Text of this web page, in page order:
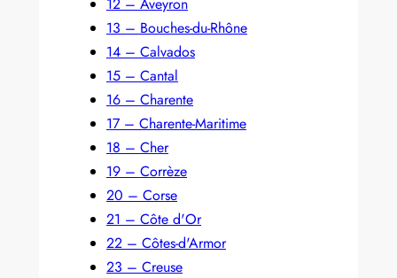
13 – Bouches-du-Rhône
14 – Calvados
15 – Cantal
16 – Charente
17 – Charente-Maritime
18 – Cher
19 – Corrèze
20 – Corse
21 – Côte d'Or
22 – Côtes-d'Armor
23 – Creuse